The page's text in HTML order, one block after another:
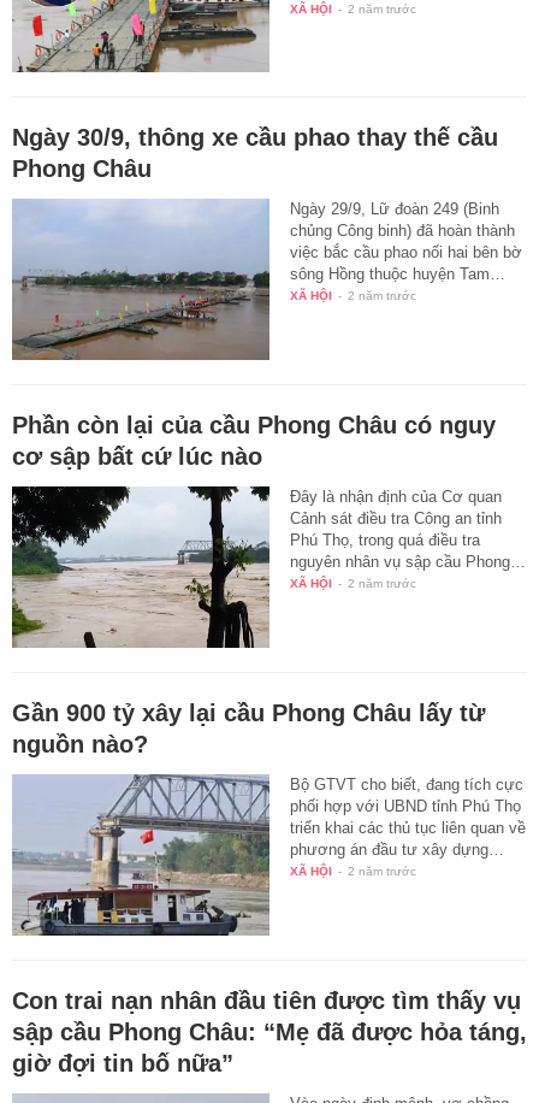
XÃ HỘI - 2 năm trước
Ngày 30/9, thông xe cầu phao thay thế cầu
Phong Châu
Ngày 29/9, Lữ đoàn 249 (Binh
chủng Công binh) đã hoàn thành
việc bắc cầu phao nối hai bên bờ
sông Hồng thuộc huyện Tam…
XÃ HỘI - 2 năm trước
Phần còn lại của cầu Phong Châu có nguy
cơ sập bất cứ lúc nào
Đây là nhận định của Cơ quan
Cảnh sát điều tra Công an tỉnh
Phú Thọ, trong quá điều tra
nguyên nhân vụ sập cầu Phong…
XÃ HỘI - 2 năm trước
Gần 900 tỷ xây lại cầu Phong Châu lấy từ
nguồn nào?
Bộ GTVT cho biết, đang tích cực
phối hợp với UBND tỉnh Phú Thọ
triển khai các thủ tục liên quan về
phương án đầu tư xây dựng…
XÃ HỘI - 2 năm trước
Con trai nạn nhân đầu tiên được tìm thấy vụ
sập cầu Phong Châu: “Mẹ đã được hỏa táng,
giờ đợi tin bố nữa”